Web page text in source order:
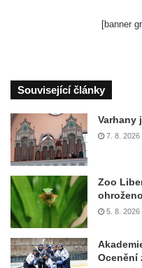
[banner
Související články
Varhany
7. 8. 2026
Zoo
5. 8. 2026
Ocenění